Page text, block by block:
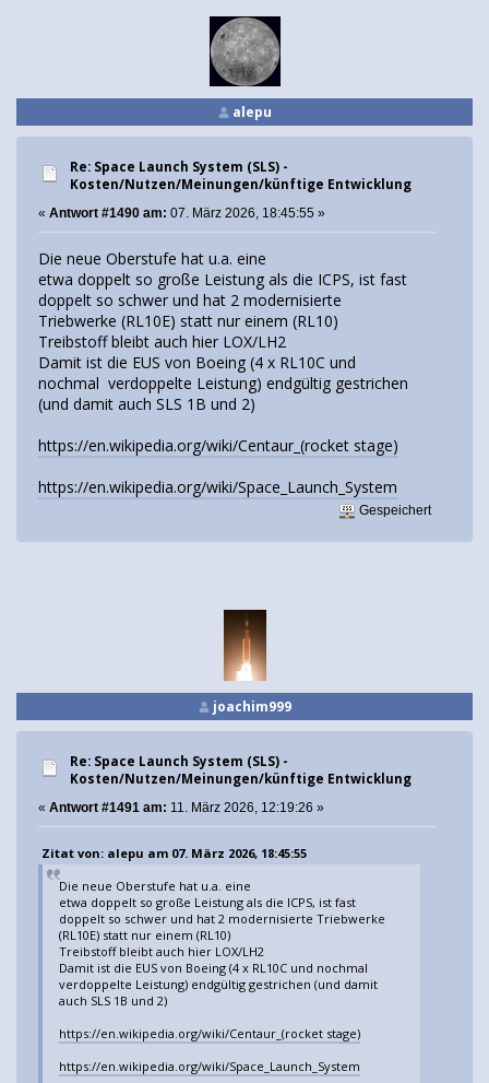
alepu
Re: Space Launch System (SLS) -
Kosten/Nutzen/Meinungen/künftige Entwicklung
« Antwort #1490 am: 07. März 2026, 18:45:55 »
Die neue Oberstufe hat u.a. eine
etwa doppelt so große Leistung als die ICPS, ist fast
doppelt so schwer und hat 2 modernisierte
Triebwerke (RL10E) statt nur einem (RL10)
Treibstoff bleibt auch hier LOX/LH2
Damit ist die EUS von Boeing (4 x RL10C und
nochmal verdoppelte Leistung) endgültig gestrichen
(und damit auch SLS 1B und 2)
https://en.wikipedia.org/wiki/Centaur_(rocket stage)
https://en.wikipedia.org/wiki/Space_Launch_System
Gespeichert
joachim999
Re: Space Launch System (SLS) -
Kosten/Nutzen/Meinungen/künftige Entwicklung
« Antwort #1491 am: 11. März 2026, 12:19:26 »
Zitat von: alepu am 07. März 2026, 18:45:55
Die neue Oberstufe hat u.a. eine
etwa doppelt so große Leistung als die ICPS, ist fast
doppelt so schwer und hat 2 modernisierte Triebwerke
(RL10E) statt nur einem (RL10)
Treibstoff bleibt auch hier LOX/LH2
Damit ist die EUS von Boeing (4 x RL10C und nochmal
verdoppelte Leistung) endgültig gestrichen (und damit
auch SLS 1B und 2)
https://en.wikipedia.org/wiki/Centaur_(rocket stage)
https://en.wikipedia.org/wiki/Space_Launch_System